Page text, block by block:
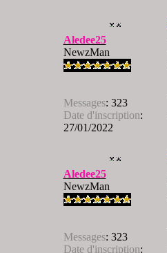
Aledee25
NewzMan
Messages: 323
Date d'inscription:
27/01/2022
Aledee25
NewzMan
Messages: 323
Date d'inscription: